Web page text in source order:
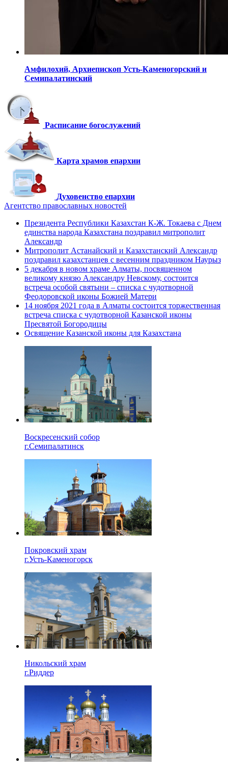
Амфилохий, Архиепископ Усть-Каменогорский и
Семипалатинский
Расписание богослужений
Карта храмов епархии
Духовенство епархии
Агентство православных новостей
Президента Республики Казахстан К-Ж. Токаева с Днем
единства народа Казахстана поздравил митрополит
Александр
Митрополит Астанайский и Казахстанский Александр
поздравил казахстанцев с весенним праздником Наурыз
5 декабря в новом храме Алматы, посвященном
великому князю Александру Невскому, состоится
встреча особой святыни – списка с чудотворной
Феодоровской иконы Божией Матери
14 ноября 2021 года в Алматы состоится торжественная
встреча списка с чудотворной Казанской иконы
Пресвятой Богородицы
Освящение Казанской иконы для Казахстана
Воскресенский собор
г.Семипалатинск
Покровский храм
г.Усть-Каменогорск
Никольский храм
г.Риддер